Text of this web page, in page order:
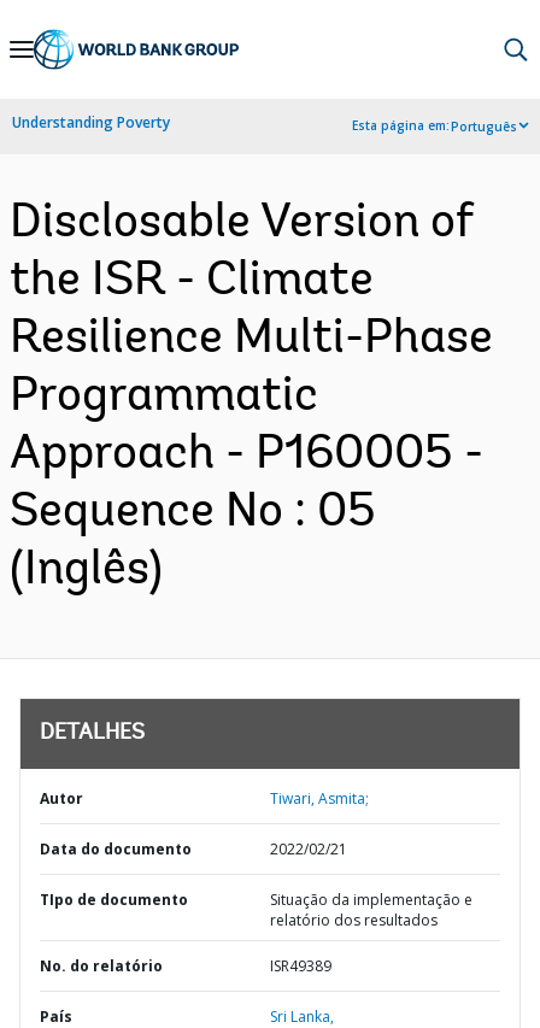
Skip
Navigation
Understanding Poverty Esta página em:Português
Disclosable Version of
the ISR - Climate
Resilience Multi-Phase
Programmatic
Approach - P160005 -
Sequence No : 05
(Inglês)
DETALHES
Autor Tiwari, Asmita;
Data do documento 2022/02/21
TIpo de documento
Situação da implementação e
relatório dos resultados
No. do relatório ISR49389
País Sri Lanka,